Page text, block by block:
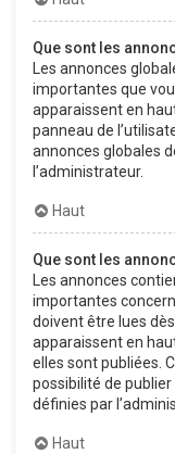
Que sont les
Les annonces
importantes que
apparaissent en
panneau de
annonces globales
l’administrateur.
Haut
Que sont les
Les annonces
importantes
doivent être lues
apparaissent en
elles sont publiées.
possibilité de
définies par
Haut